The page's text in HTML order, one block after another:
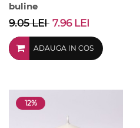
buline
9.05 LEI 7.96 LEI
ADAUGA IN COS
12%